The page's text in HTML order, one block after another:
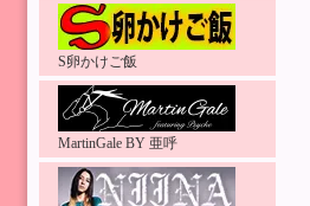
S卵かけご飯
MartinGale BY 亜呼